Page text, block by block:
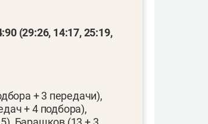
(29:26, 14:17, 25:19,
+ 3 передачи),
+ 4 подбора),